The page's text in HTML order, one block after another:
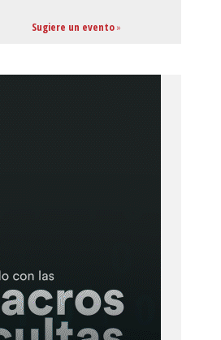
Sugiere un evento»